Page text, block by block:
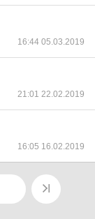
16:44 05.03.2019
21:01 22.02.2019
16:05 16.02.2019